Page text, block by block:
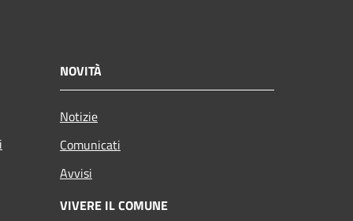
NOVITÀ
Notizie
Comunicati
Avvisi
VIVERE IL COMUNE